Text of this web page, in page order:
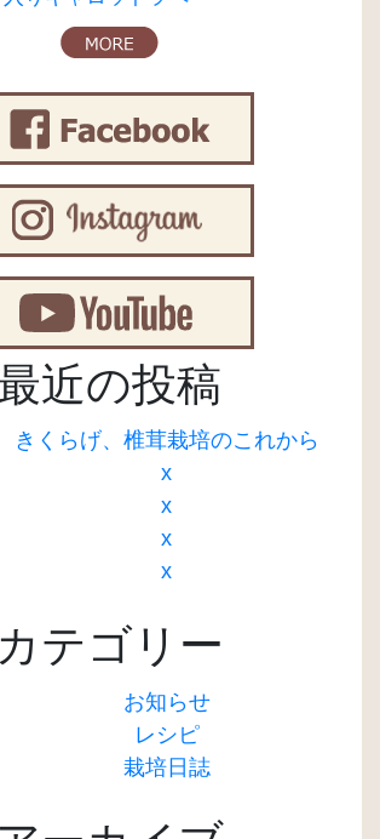
近の投稿
きくらげ、椎茸栽培のこれから
x
x
x
x
カテゴリー
お知らせ
レシピ
栽培日誌